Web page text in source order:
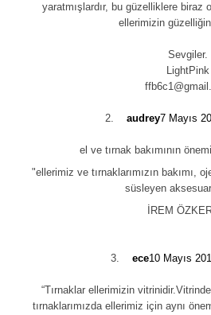
yaratmışlardır, bu güzelliklere biraz
ellerimizin
Sevgiler.
LightPink
2. audrey7 Mayıs
el ve tırnak bakımının
"ellerimiz ve tırnaklarımızın bakımı,
süsleyen
İREM
3. ece10 Mayıs
“Tırnaklar ellerimizin
tırnaklarımızda ellerimiz için aynı